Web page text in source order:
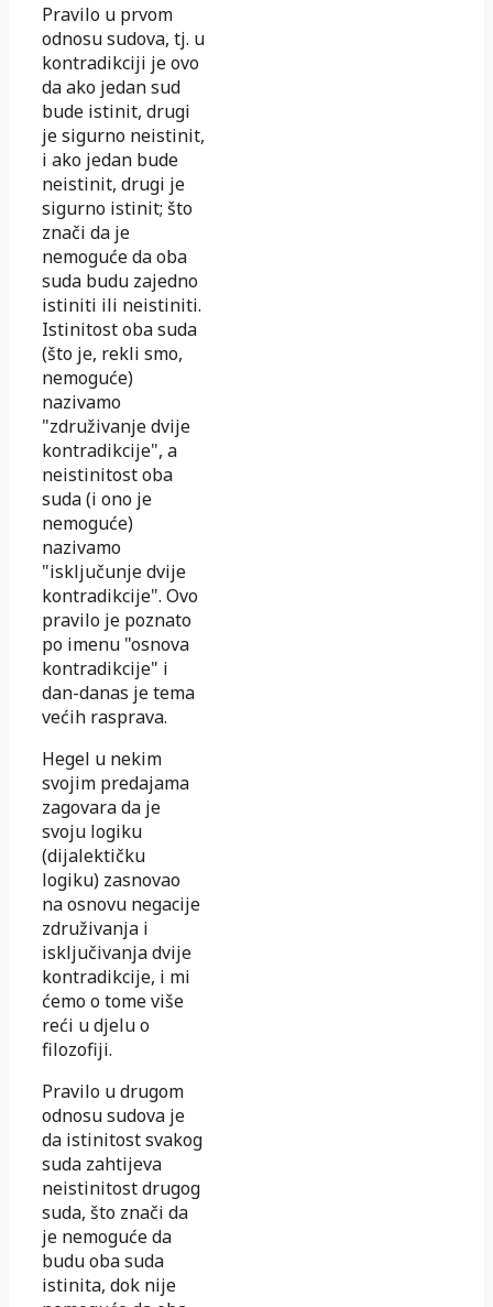
Pravilo u prvom
odnosu sudova, tj. u
kontradikciji je ovo
da ako jedan sud
bude istinit, drugi
je sigurno neistinit,
i ako jedan bude
neistinit, drugi je
sigurno istinit; što
znači da je
nemoguće da oba
suda budu zajedno
istiniti ili neistiniti.
Istinitost oba suda
(što je, rekli smo,
nemoguće)
nazivamo
"združivanje dvije
kontradikcije", a
neistinitost oba
suda (i ono je
nemoguće)
nazivamo
"isključunje dvije
kontradikcije". Ovo
pravilo je poznato
po imenu "osnova
kontradikcije" i
dan-danas je tema
većih rasprava.
Hegel u nekim
svojim predajama
zagovara da je
svoju logiku
(dijalektičku
logiku) zasnovao
na osnovu negacije
združivanja i
isključivanja dvije
kontradikcije, i mi
ćemo o tome više
reći u djelu o
filozofiji.
Pravilo u drugom
odnosu sudova je
da istinitost svakog
suda zahtijeva
neistinitost drugog
suda, što znači da
je nemoguće da
budu oba suda
istinita, dok nije